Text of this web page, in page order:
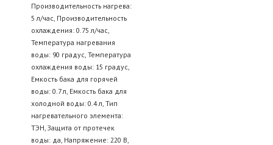
Производительность нагрева:
5 л/час, Производительность
охлаждения: 0.75 л/час,
Температура нагревания
воды: 90 градус, Температура
охлаждения воды: 15 градус,
Емкость бака для горячей
воды: 0.7 л, Емкость бака для
холодной воды: 0.4 л, Тип
нагревательного элемента:
ТЭН, Защита от протечек
воды: да, Напряжение: 220 В,